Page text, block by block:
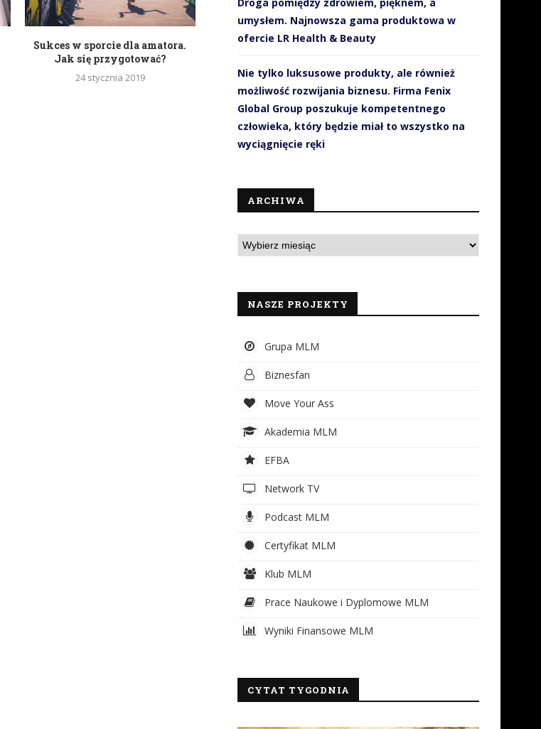
Sukces w sporcie dla amatora.
Jak się przygotować?
24 stycznia 2019
Jak SMS-y wspierają
WOŚP?
10 stycznia 2019
21 listopada 2018
umysłem. Najnowsza gama produktowa w
ofercie LR Health & Beauty
Nie tylko luksusowe produkty, ale również
możliwość rozwijania biznesu. Firma Fenix
Global Group poszukuje kompetentnego
człowieka, który będzie miał to wszystko na
wyciągnięcie ręki
ARCHIWA
NASZE PROJEKTY
Grupa MLM
Biznesfan
Move Your Ass
Akademia MLM
EFBA
Network TV
Podcast MLM
Certyfikat MLM
Klub MLM
Prace Naukowe i Dyplomowe MLM
Wyniki Finansowe MLM
CYTAT TYGODNIA